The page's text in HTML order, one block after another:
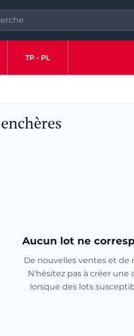
TP - PL
Aucun lot ne
De nouvelles ventes et
N'hésitez pas à créer
lorsque des lots